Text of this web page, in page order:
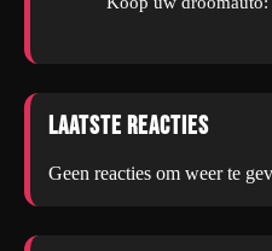
Laatste reacties
Geen reacties om weer te